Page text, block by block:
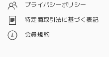
プライバシーポリシー
特定商取引法に基づく表記
会員規約